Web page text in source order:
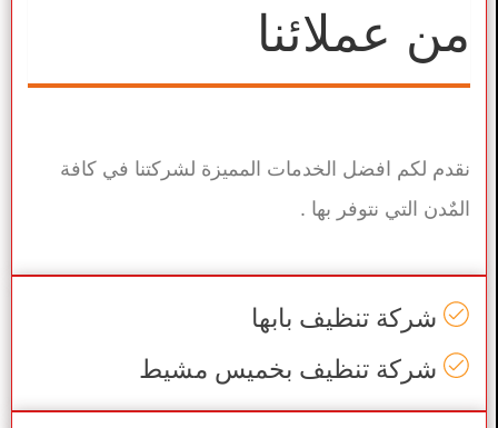
من عملائنا
نقدم لكم افضل الخدمات المميزة لشركتنا في كافة
المٌدن التي نتوفر بها .
شركة تنظيف بابها
شركة تنظيف بخميس مشيط